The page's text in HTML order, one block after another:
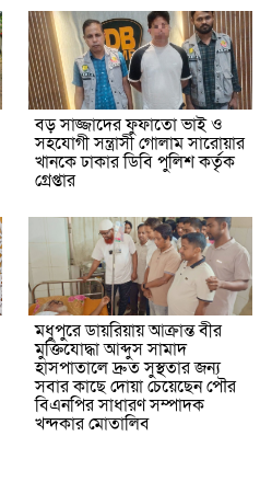
বড় সাজ্জাদের ফুফাতো ভাই ও
সহযোগী সন্ত্রাসী গোলাম সারোয়ার
খানকে ঢাকার ডিবি পুলিশ কর্তৃক
গ্রেপ্তার
মধুপুরে ডায়রিয়ায় আক্রান্ত বীর
মুক্তিযোদ্ধা আব্দুস সামাদ
হাসপাতালে দ্রুত সুস্থতার জন্য
সবার কাছে দোয়া চেয়েছেন পৌর
বিএনপির সাধারণ সম্পাদক
খন্দকার মোতালিব